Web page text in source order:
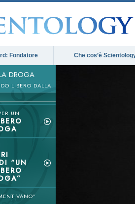
Fondatore Che cos’è
DROGA
LIBERO DALLA
UN
“UN